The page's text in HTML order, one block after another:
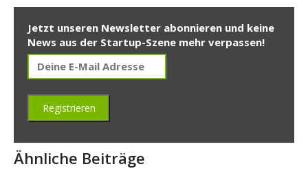
Jetzt unseren Newsletter abonnieren und keine
News aus der Startup-Szene mehr verpassen!
Ähnliche Beiträge